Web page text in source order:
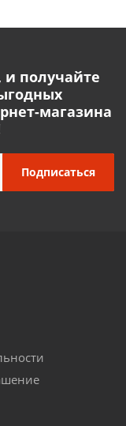
и получайте
магазина